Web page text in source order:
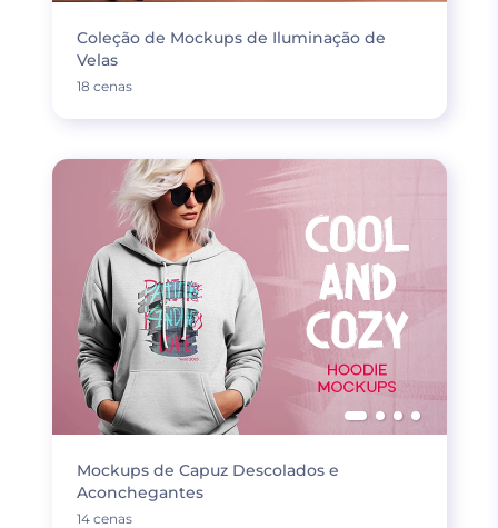
Coleção de Mockups de Iluminação de
Velas
18 cenas
Mockups de Capuz Descolados e
Aconchegantes
14 cenas